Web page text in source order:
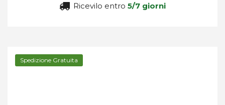
Ricevilo entro 5/7 giorni
Spedizione Gratuita